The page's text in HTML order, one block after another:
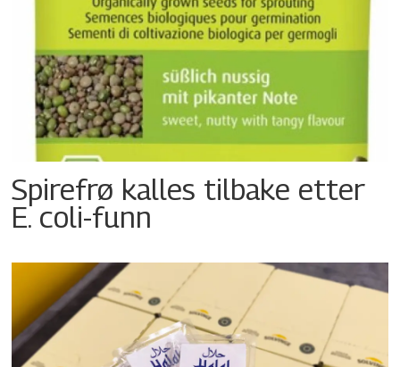
Spirefrø kalles tilbake etter
E. coli-funn